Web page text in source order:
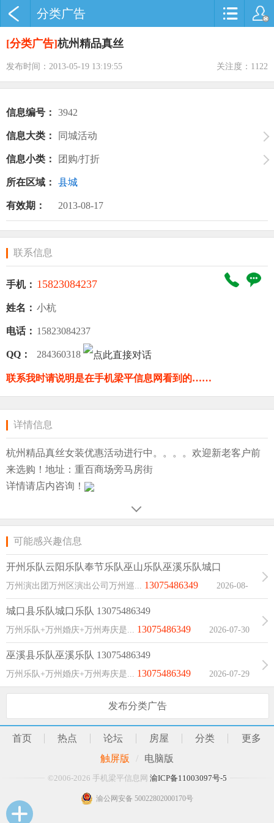
分类广告
[分类广告]杭州精品真丝
发布时间：2013-05-19 13:19:55 关注度：1122
信息编号： 3942
信息大类： 同城活动
信息小类： 团购/打折
所在区域： 县城
有效期： 2013-08-17
联系信息
手机： 15823084237
姓名： 小杭
电话： 15823084237
QQ： 284360318
联系我时请说明是在手机梁平信息网看到的……
详情信息
杭州精品真丝女装优惠活动进行中。。。。欢迎新老客户前
来选购！地址：重百商场旁马房街
详情请店内咨询！
可能感兴趣信息
开州乐队云阳乐队奉节乐队巫山乐队巫溪乐队城口
万州演出团万州区演出公司万州巡... 13075486349
2026-08-
02 07:56:26
城口县乐队城口乐队 13075486349
万州乐队+万州婚庆+万州寿庆是... 13075486349
2026-07-30
07:56:33
巫溪县乐队巫溪乐队 13075486349
万州乐队+万州婚庆+万州寿庆是... 13075486349
2026-07-29
11:10:21
发布分类广告
首页 热点 论坛 房屋 分类
更多
触屏版
/ 电脑版
©2006-2026 手机梁平信息网 渝ICP备11003097号-5
渝公网安备 50022802000170号